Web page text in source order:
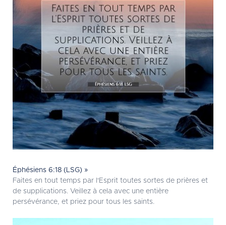
Éphésiens 6:18 (LSG) »
Faites en tout temps par l'Esprit toutes sortes de prières et
de supplications. Veillez à cela avec une entière
persévérance, et priez pour tous les saints.